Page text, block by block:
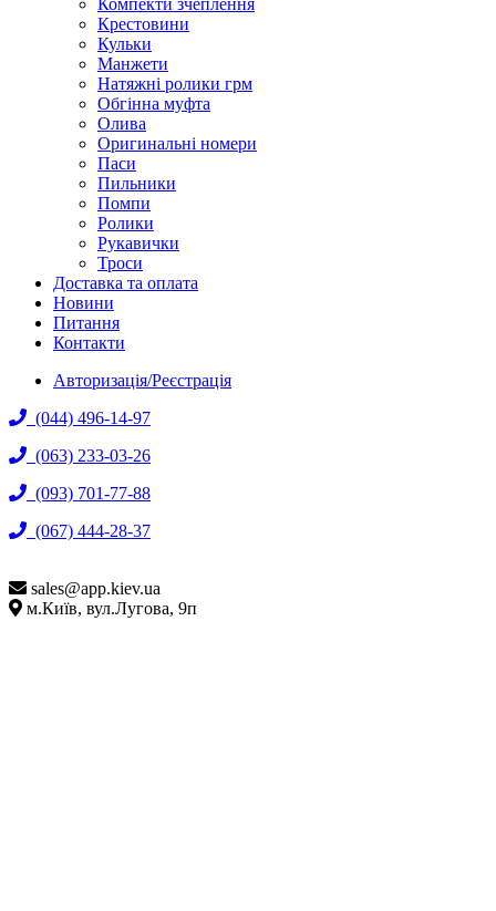
Компекти зчеплення
Крестовини
Кульки
Манжети
Натяжні ролики грм
Обгінна муфта
Олива
Оригинальні номери
Паси
Пильники
Помпи
Ролики
Рукавички
Троси
Доставка та оплата
Новини
Питання
Контакти
Авторизація/Реєстрація
(044) 496-14-97
(063) 233-03-26
(093) 701-77-88
(067) 444-28-37
sales@app.kiev.ua
м.Київ, вул.Лугова, 9п